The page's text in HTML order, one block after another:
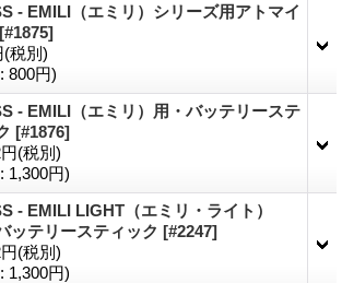
- EMILI（エミリ）シリーズ用アトマイ
[#1875]
(税別)
: 800円)
- EMILI（エミリ）用・バッテリーステ
[#1876]
(税別)
: 1,300円)
- EMILI LIGHT（エミリ・ライト）
ッテリースティック [#2247]
(税別)
: 1,300円)